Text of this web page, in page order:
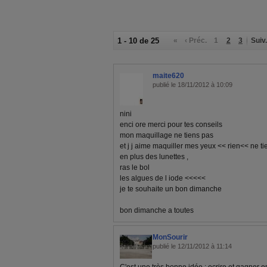
1 - 10 de 25 « ‹ Préc. 1 2 3 Suiv.
maite620
publié le 18/11/2012 à 10:09
nini
enci ore merci pour tes conseils
mon maquillage ne tiens pas
et j j aime maquiller mes yeux << rien<< ne
en plus des lunettes ,
ras le bol
les algues de l iode <<<<<
je te souhaite un bon dimanche
bon dimanche a toutes
MonSourir
publié le 12/11/2012 à 11:14